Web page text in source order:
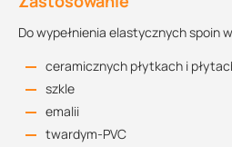
Do wypełnienia elastycznych spoin
ceramicznych płytkach i
szkle
emalii
twardym-PVC